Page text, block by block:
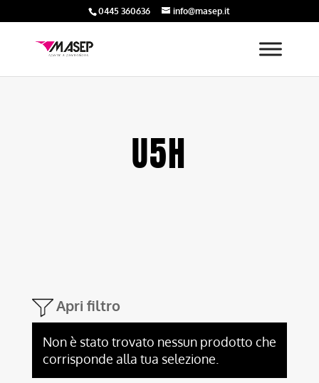
0445 360636 info@masep.it
U5H
Apri filtro
Non è stato trovato nessun prodotto che
corrisponde alla tua selezione.